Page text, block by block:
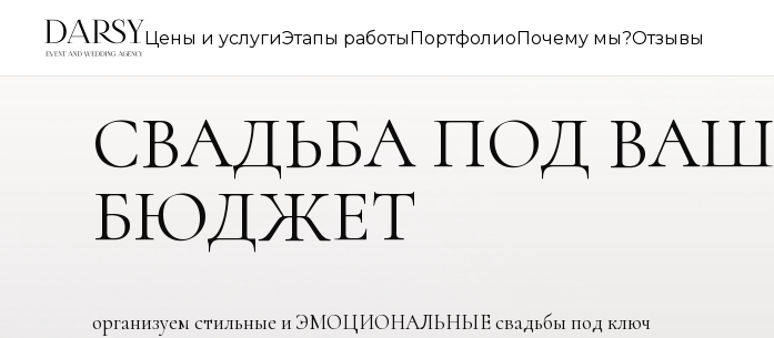
Цены и услугиЭтапы работыПортфолиоПочему мы?Отзывы
организуем стильные и ЭМОЦИОНАЛЬНЫЕ свадьбы под ключ
СВАДЬБА ПОД ВАШ
БЮДЖЕТ